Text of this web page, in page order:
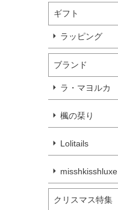
ギフト
ラッピング
ブランド
ラ・マヨルカ
楓の栞り
Lolitails
misshkisshluxe
クリスマス特集